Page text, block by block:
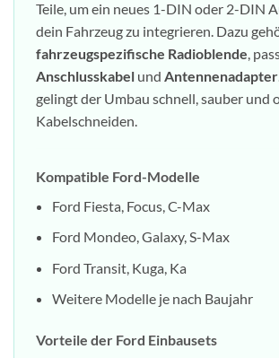
Teile, um ein neues 1-DIN oder 2-DIN
dein Fahrzeug zu integrieren. Dazu
fahrzeugspezifische Radioblende ,
Anschlusskabel und Antennenadapter
gelingt der Umbau schnell, sauber und
Kabelschneiden.
Kompatible Ford-Modelle
Ford Fiesta, Focus, C-Max
Ford Mondeo, Galaxy, S-Max
Ford Transit, Kuga, Ka
Weitere Modelle je nach Baujahr
Vorteile der Ford Einbausets